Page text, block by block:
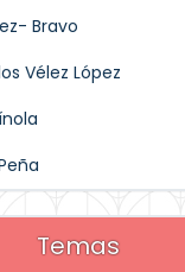
Bravo
Vélez López
Temas